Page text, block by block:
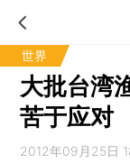
世界
大批台湾
苦于应对
2012年09月25日